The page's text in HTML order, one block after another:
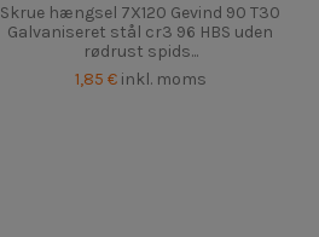
Skrue hængsel 7X120 Gevind 90 T30
Galvaniseret stål cr3 96 HBS uden
rødrust spids...
1,85 € inkl. moms